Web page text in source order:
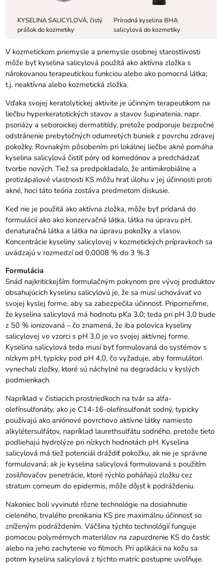
KYSELINA SALICYLOVÁ, čistý
prášok do kozmetiky
Prírodná kyselina BHA
salicylová do kozmetiky
V kozmetickom priemysle a priemysle osobnej starostlivosti
môže byť kyselina salicylová použitá ako aktívna zložka s
nárokovanou terapeutickou funkciou alebo ako pomocná látka;
t.j. neaktívna alebo kozmetická zložka.
Vďaka svojej keratolytickej aktivite je účinným terapeutikom na
liečbu hyperkeratotických stavov a stavov šupinatenia, napr.
psoriázy a seboroickej dermatitídy, pretože podporuje bezpečné
odstránenie prebytočných odumretých buniek z povrchu zdravej
pokožky. Rovnakým pôsobením pri lokálnej liečbe akné pomáha
kyselina salicylová čistiť póry od komedónov a predchádzať
tvorbe nových. Tiež sa predpokladalo, že antimikrobiálne a
protizápalové vlastnosti KS môžu hrať úlohu v jej účinnosti proti
akné, hoci táto teória zostáva predmetom diskusie.
Keď nie je použitá ako aktívna zložka, môže byť pridaná do
formulácií ako ako konzervačná látka, látka na úpravu pH,
denaturačná látka a látka na úpravu pokožky a vlasov.
Koncentrácie kyseliny salicylovej v kozmetických prípravkoch sa
uvádzajú v rozmedzí od 0,0008 % do 3 %.3
Formulácia
Snáď najkritickejším formulačným pokynom pre vývoj produktov
obsahujúcich kyselinu salicylovú je, že sa musí uchovávať vo
svojej kyslej forme, aby sa zabezpečila účinnosť. Pripomeňme,
že kyselina salicylová má hodnotu pKa 3,0; teda pri pH 3,0 bude
z 50 % ionizovaná – čo znamená, že iba polovica kyseliny
salicylovej vo vzorci s pH 3,0 je vo svojej aktívnej forme.
Kyselina salicylová teda musí byť formulovaná do systémov s
nízkym pH, typicky pod pH 4,0, čo vyžaduje, aby formulátori
vynechali zložky, ktoré sú náchylné na degradáciu v kyslých
podmienkach.
Napríklad v čistiacich prostriedkoch na tvár sa alfa-
olefínsulfonáty, ako je C14-16-olefínsulfonát sodný, typicky
používajú ako aniónové povrchovo aktívne látky namiesto
alkylétersulfátov, napríklad laurethsulfátu sodného, pretože tieto
podliehajú hydrolýze pri nízkych hodnotách pH. Kyselina
salicylová má tiež potenciál dráždiť pokožku, ak nie je správne
formulovaná; ak je kyselina salicylová formulovaná s použitím
zosilňovačov penetrácie, ktoré rýchlo poháňajú zložku cez
stratum corneum do epidermis, môže dôjsť k podráždeniu.
Nakoniec boli vyvinuté rôzne technológie na dosiahnutie
cieleného, trvalého prenikania KS pre maximálnu účinnosť so
zníženým podráždením. Väčšina týchto technológií funguje
pomocou polymérnych materiálov na zapuzdrenie KS do častíc
alebo na jeho zachytenie vo filmoch. Pri aplikácii na kožu sa
potom kyselina salicylová z týchto matríc postupne uvoľňuje.